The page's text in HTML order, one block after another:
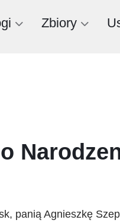
Zbiory
panią Agnieszkę